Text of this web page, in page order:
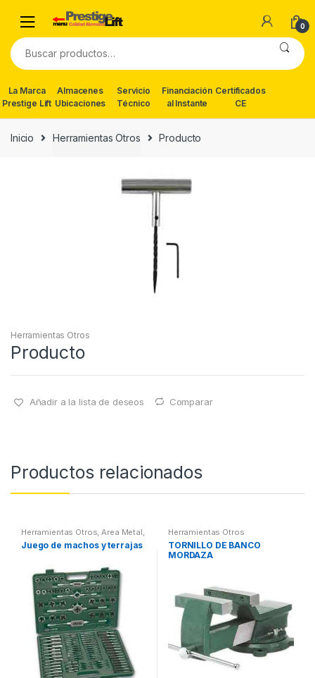
navigation
content
0
Buscar
por:
La Marca
Prestige Lift
Almacenes
Ubicaciones
Servicio
Técnico
Financiación
al Instante
Certificados
CE
Inicio Herramientas Otros Producto
Herramientas Otros
Producto
Añadir a la lista de deseos Comparar
Productos relacionados
Herramientas Otros,Area Metal,
Roscas, Herramientas ,
Maletines Herramientas,
Juego de machos y terrajas
Herramientas Otros
TORNILLO DE BANCO
MORDAZA